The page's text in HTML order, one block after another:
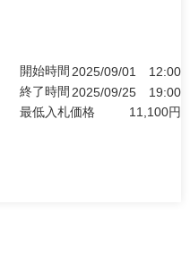
開始時間 2025/09/01
12:00
終了時間 2025/09/25
19:00
最低入札価格
11,100円